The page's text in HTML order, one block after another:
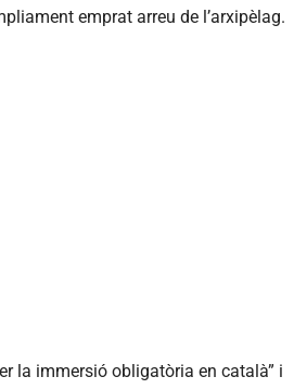
emprat arreu de l’arxipèlag.
la immersió obligatòria en català” i